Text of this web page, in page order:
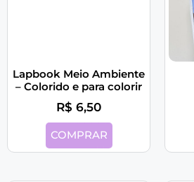
COMPRAR